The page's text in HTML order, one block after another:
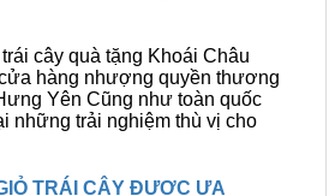
cây quà tặng Khoái Châu
hàng nhượng quyền thương
Yên Cũng như toàn quốc
những trải nghiệm thù vị cho
TRÁI CÂY ĐƯỢC ƯA